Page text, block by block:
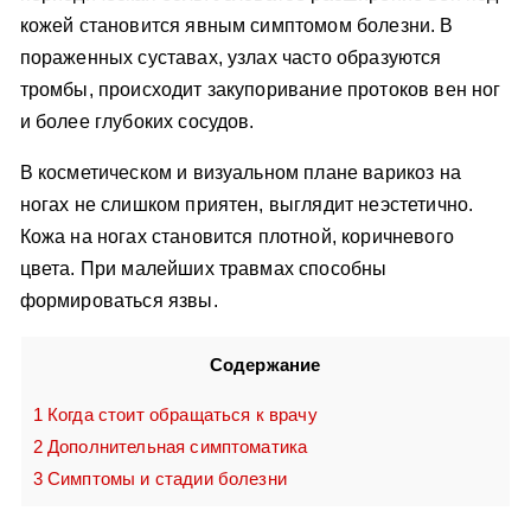
кожей становится явным симптомом болезни. В
пораженных суставах, узлах часто образуются
тромбы, происходит закупоривание протоков вен ног
и более глубоких сосудов.
В косметическом и визуальном плане варикоз на
ногах не слишком приятен, выглядит неэстетично.
Кожа на ногах становится плотной, коричневого
цвета. При малейших травмах способны
формироваться язвы.
Содержание
1 Когда стоит обращаться к врачу
2Дополнительная симптоматика
3Симптомы и стадии болезни